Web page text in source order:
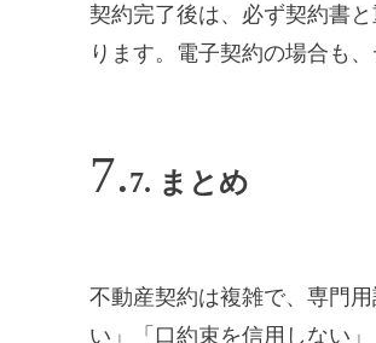
契約完了後は、必ず契約書
ります。電子契約の場合も
7. まとめ
不動産契約は複雑で、専門
い」「口約束を信用しない